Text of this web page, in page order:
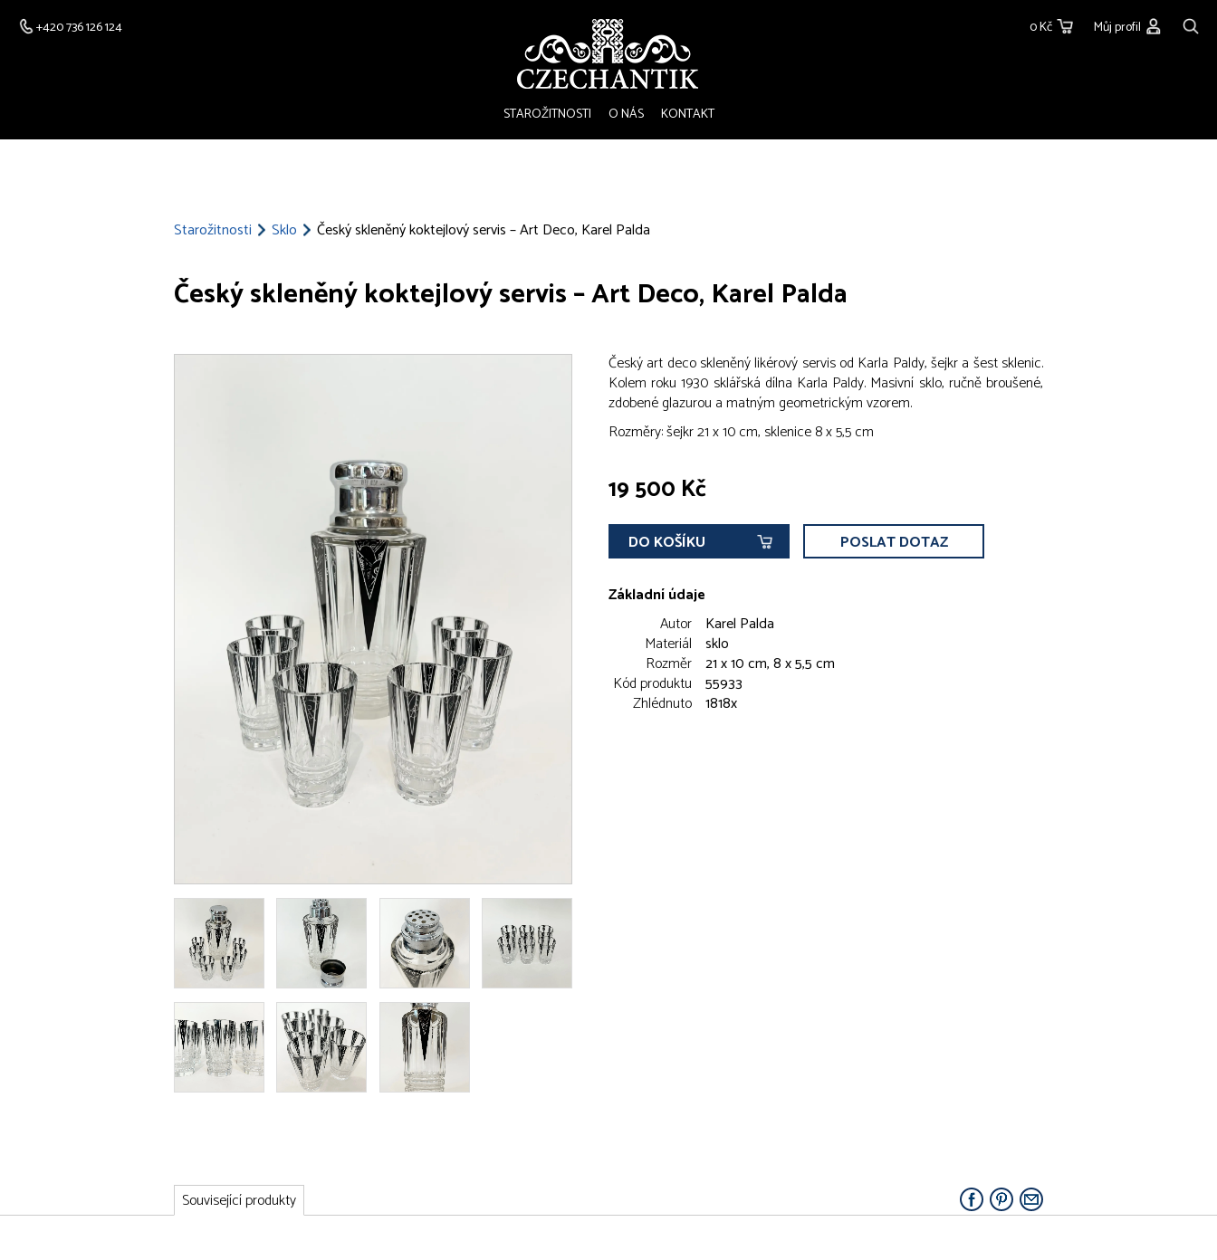
+420 736 126 124 0 Kč Můj profil
STAROŽITNOSTI O NÁS KONTAKT
Starožitnosti Sklo Český skleněný koktejlový servis – Art Deco, Karel Palda
Český skleněný koktejlový servis – Art Deco, Karel Palda
Český art deco skleněný likérový servis od Karla Paldy, šejkr a šest sklenic.
Kolem roku 1930 sklářská dílna Karla Paldy. Masivní sklo, ručně broušené,
zdobené glazurou a matným geometrickým vzorem.
Rozměry: šejkr 21 x 10 cm, sklenice 8 x 5,5 cm
19 500 Kč
DO KOŠÍKU POSLAT DOTAZ
Základní údaje
Autor Karel Palda
Materiál sklo
Rozměr 21 x 10 cm, 8 x 5,5 cm
Kód produktu 55933
Zhlédnuto 1818x
Související produkty